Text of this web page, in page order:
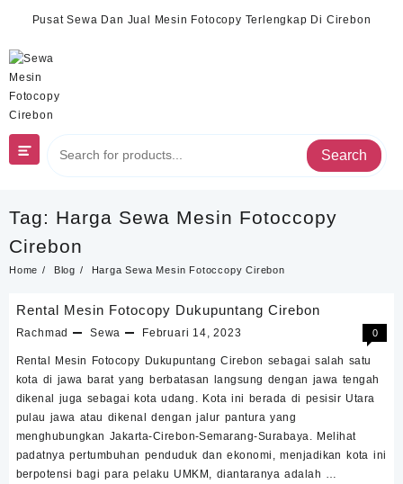
Pusat Sewa Dan Jual Mesin Fotocopy Terlengkap Di Cirebon
Search
Tag: Harga Sewa Mesin Fotoccopy
Cirebon
Home Blog Harga Sewa Mesin Fotoccopy Cirebon
Rental Mesin Fotocopy Dukupuntang Cirebon
Rachmad Sewa Februari 14, 2023 0
Rental Mesin Fotocopy Dukupuntang Cirebon sebagai salah satu
kota di jawa barat yang berbatasan langsung dengan jawa tengah
dikenal juga sebagai kota udang. Kota ini berada di pesisir Utara
pulau jawa atau dikenal dengan jalur pantura yang
menghubungkan Jakarta-Cirebon-Semarang-Surabaya. Melihat
padatnya pertumbuhan penduduk dan ekonomi, menjadikan kota ini
berpotensi bagi para pelaku UMKM, diantaranya adalah …